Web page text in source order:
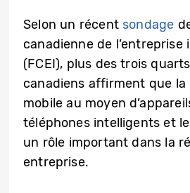
Selon un récent sondage
canadienne de l’entreprise
(FCEI), plus des trois
canadiens affirment que
mobile au moyen
téléphones intelligents et
un rôle important dans la
entreprise.